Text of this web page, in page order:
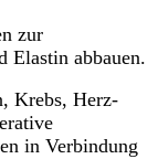
zur
Elastin abbauen.
Krebs, Herz-
in Verbindung